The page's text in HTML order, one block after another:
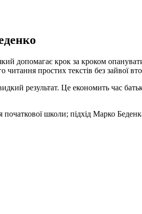
допомагає крок за кроком
читання простих текстів без зайвої
результат. Це економить час
школи; підхід Марко